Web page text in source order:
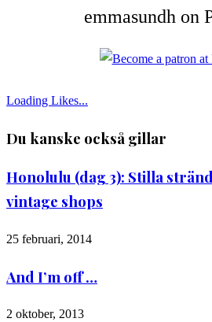
emmasundh on
Loading Likes...
Du kanske också gillar
Honolulu (dag 3): Stilla
vintage shops
25 februari, 2014
And I’m off …
2 oktober, 2013